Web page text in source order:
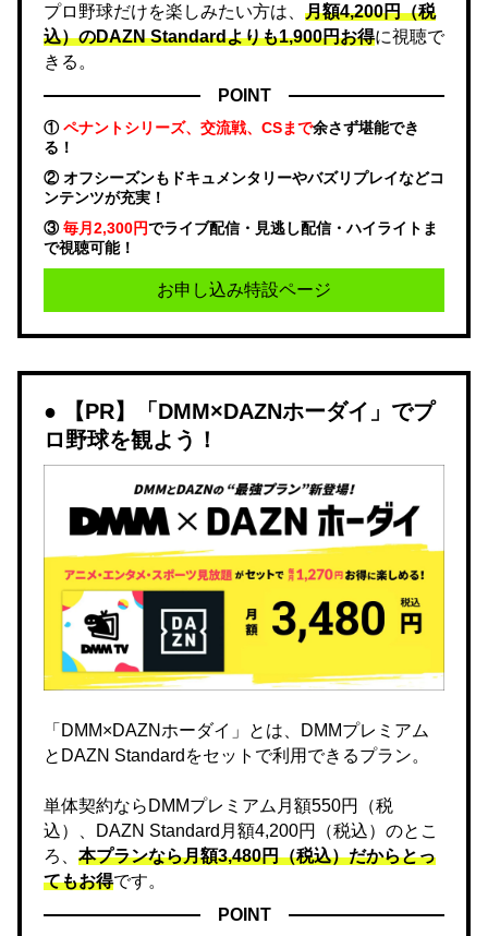
プロ野球だけを楽しみたい方は、 月額4,200円（税
込）のDAZN Standard​よりも1,900円お得に視聴で
きる。
POINT
①ペナントシリーズ、交流戦、CSまで余さず堪能でき
る！
② オフシーズンもドキュメンタリーやバズリプレイなどコ
ンテンツが充実！
③毎月2,300円でライブ配信・見逃し配信・ハイライトま
で視聴可能！
お申し込み特設ページ
【PR】「DMM×DAZNホーダイ」でプ
ロ野球を観よう！
「DMM×DAZNホーダイ」とは、DMMプレミアム
とDAZN Standardをセットで利用できるプラン。
単体契約ならDMMプレミアム月額550円（税
込）、DAZN Standard月額4,200円（税込）のとこ
ろ、 本プランなら月額3,480円（税込）だからとっ
てもお得です。
POINT